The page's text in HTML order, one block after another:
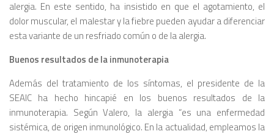
alergia. En este sentido, ha insistido en que el agotamiento, el
dolor muscular, el malestar y la fiebre pueden ayudar a diferenciar
esta variante de un resfriado común o de la alergia.
Buenos resultados de la inmunoterapia
Además del tratamiento de los síntomas, el presidente de la
SEAIC ha hecho hincapié en los buenos resultados de la
inmunoterapia. Según Valero, la alergia “es una enfermedad
sistémica, de origen inmunológico. En la actualidad, empleamos la